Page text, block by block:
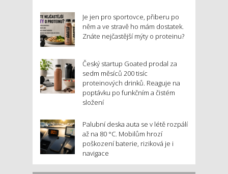
Je jen pro sportovce, přiberu po
něm a ve stravě ho mám dostatek.
Znáte nejčastější mýty o proteinu?
Český startup Goated prodal za
sedm měsíců 200 tisíc
proteinových drinků. Reaguje na
poptávku po funkčním a čistém
složení
Palubní deska auta se v létě rozpálí
až na 80 °C. Mobilům hrozí
poškození baterie, riziková je i
navigace